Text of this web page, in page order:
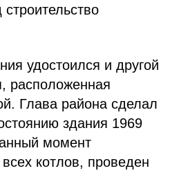
удостоился и другой
расположенная
Глава района сделал
здания 1969
момент
котлов, проведен